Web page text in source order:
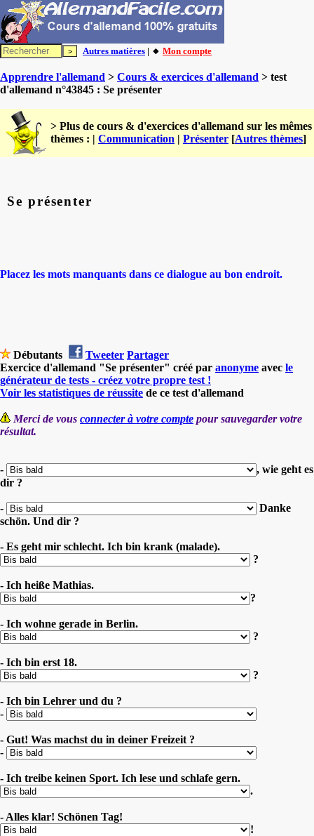
Autres matières | 🔸 Mon compte
Apprendre l'allemand > Cours & exercices d'allemand > test
d'allemand n°43845 : Se présenter
> Plus de cours & d'exercices d'allemand sur les mêmes
thèmes : | Communication | Présenter [Autres thèmes]
Se présenter
Placez les mots manquants dans ce dialogue au bon endroit.
Débutants Tweeter Partager
Exercice d'allemand "Se présenter" créé par anonyme avec le
générateur de tests - créez votre propre test !
Voir les statistiques de réussite de ce test d'allemand
Merci de vous connecter à votre compte pour sauvegarder votre
résultat.
-
, wie geht es
dir ?
-
Danke
schön. Und dir ?
- Es geht mir schlecht. Ich bin krank (malade).
?
- Ich heiße Mathias.
?
- Ich wohne gerade in Berlin.
?
- Ich bin erst 18.
?
- Ich bin Lehrer und du ?
-
- Gut! Was machst du in deiner Freizeit ?
-
- Ich treibe keinen Sport. Ich lese und schlafe gern.
.
- Alles klar! Schönen Tag!
!